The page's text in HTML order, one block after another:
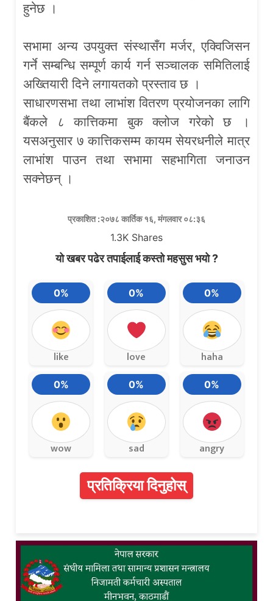
हुनेछ ।
सभामा अन्य उपयुक्त संस्थासँग मर्जर, एक्विजिसन
गर्ने सम्बन्धि सम्पूर्ण कार्य गर्न सञ्चालक समितिलाई
अख्तियारी दिने लगायतको प्रस्ताव छ ।
साधारणसभा तथा लाभांश वितरण प्रयोजनका लागि
बैंकले ८ कात्तिकमा बुक क्लोज गरेको छ ।
यसअनुसार ७ कात्तिकसम्म कायम सेयरधनीले मात्र
लाभांश पाउन तथा सभामा सहभागिता जनाउन
सक्नेछन् ।
प्रकाशित :२०७८ कार्तिक १६, मंगलवार ०८:३६
1.3K Shares
यो खबर पढेर तपाईलाई कस्तो महसुस भयो ?
0%
like
0%
love
0%
haha
0%
wow
0%
sad
0%
angry
प्रतिक्रिया दिनुहोस्